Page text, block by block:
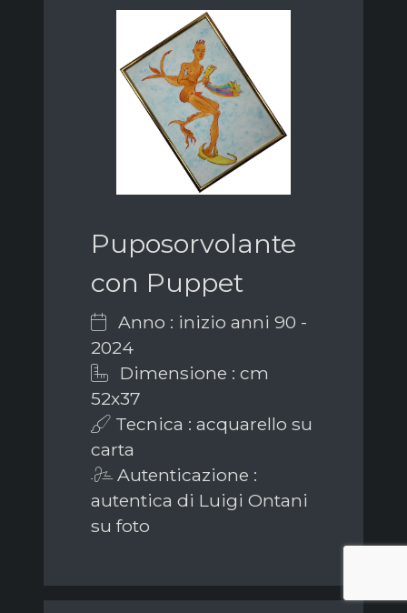
Puposorvolante
con Puppet
Anno : inizio anni 90 -
2024
Dimensione : cm
52x37
Tecnica : acquarello su
carta
Autenticazione :
autentica di Luigi Ontani
su foto